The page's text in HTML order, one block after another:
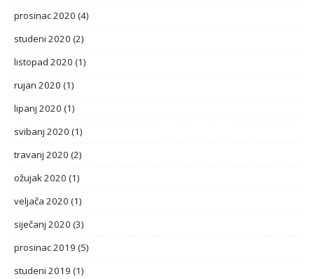
prosinac 2020 (4)
studeni 2020 (2)
listopad 2020 (1)
rujan 2020 (1)
lipanj 2020 (1)
svibanj 2020 (1)
travanj 2020 (2)
ožujak 2020 (1)
veljača 2020 (1)
siječanj 2020 (3)
prosinac 2019 (5)
studeni 2019 (1)